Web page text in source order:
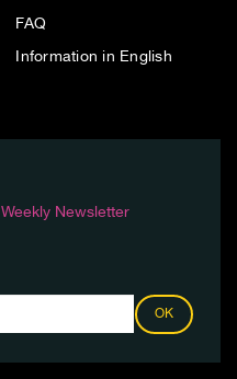
FAQ
Information in English
Weekly Newsletter
OK